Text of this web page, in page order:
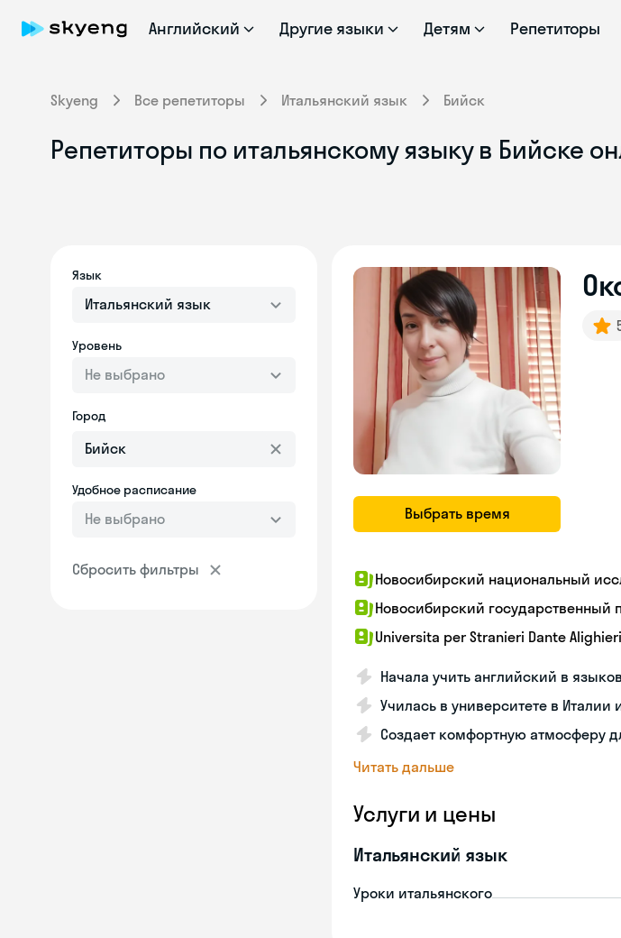
Английский Другие языки Детям Репетиторы
Skyeng Все репетиторы Итальянский язык Бийск
Репетиторы по итальянскому языку в Бийске
Язык
Итальянский язык
Уровень
Не выбрано
Город
Удобное расписание
Не выбрано
Сбросить фильтры
Выбрать время
Новосибирский национальный
Новосибирский государственный
Universita per Stranieri Dante Alighieri
Начала учить английский в
Училась в университете в
Создает комфортную атмосферу
Читать дальше
Услуги и цены
Итальянский язык
Уроки итальянского